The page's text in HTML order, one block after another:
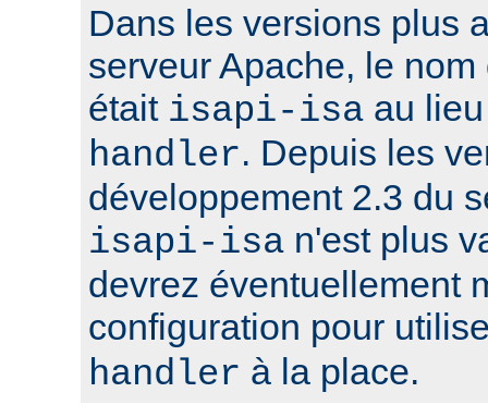
Dans les versions plus
serveur Apache, le
était isapi-isa au
handler. Depuis les
développement 2.3 du
isapi-isa n'est plus
devrez éventuellement
configuration pour
handler à la place.